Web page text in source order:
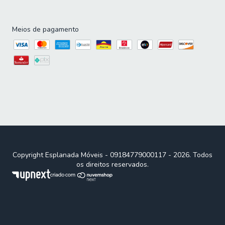
Meios de pagamento
Copyright Esplanada Móveis - 09184779000117 - 2026. Todos
os direitos reservados.